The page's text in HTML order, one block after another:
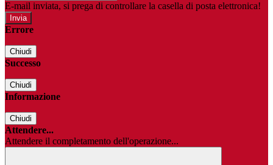
E-mail inviata, si prega di controllare la casella di posta elettronica!
Errore
Chiudi
Successo
Chiudi
Informazione
Chiudi
Attendere...
Attendere il completamento dell'operazione...